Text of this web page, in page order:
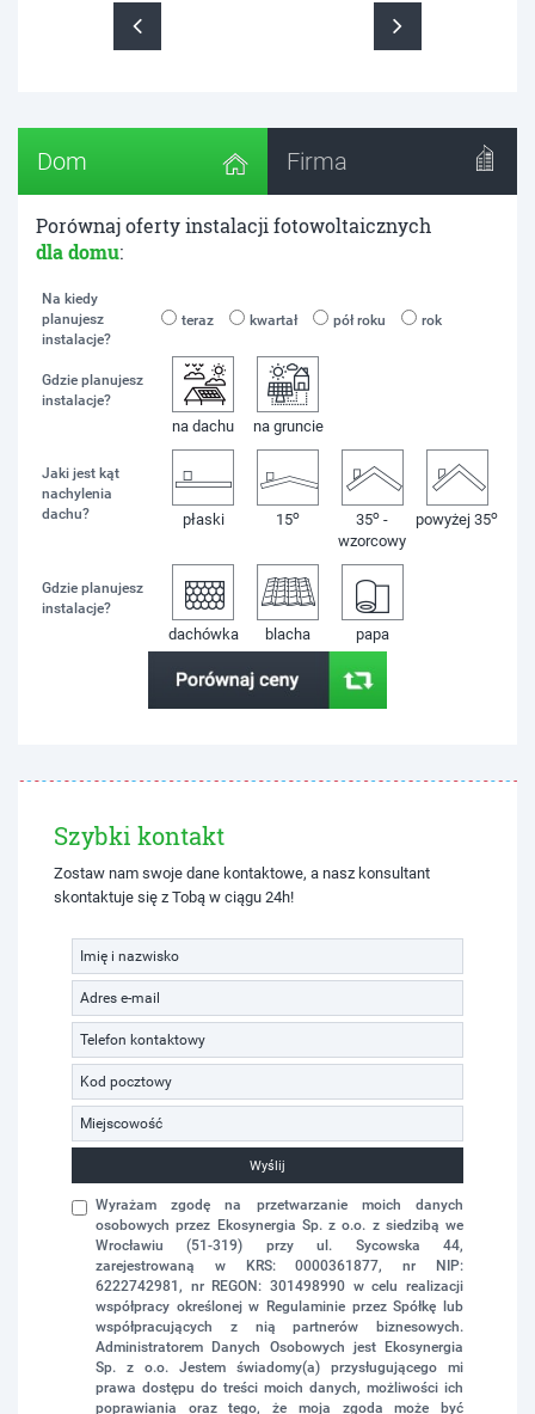
Dom Firma
Porównaj oferty instalacji fotowoltaicznych
dla domu:
Na kiedy
planujesz
instalacje?
teraz kwartał pół roku rok
Gdzie planujesz
instalacje?
na dachu na gruncie
Jaki jest kąt
nachylenia
dachu?
płaski 15o 35o -
wzorcowy
powyżej 35o
Gdzie planujesz
instalacje?
dachówka blacha papa
Szybki kontakt
Zostaw nam swoje dane kontaktowe, a nasz konsultant
skontaktuje się z Tobą w ciągu 24h!
Wyślij
Wyrażam zgodę na przetwarzanie moich danych
osobowych przez Ekosynergia Sp. z o.o. z siedzibą we
Wrocławiu (51-319) przy ul. Sycowska 44,
zarejestrowaną w KRS: 0000361877, nr NIP:
6222742981, nr REGON: 301498990 w celu realizacji
współpracy określonej w Regulaminie przez Spółkę lub
współpracujących z nią partnerów biznesowych.
Administratorem Danych Osobowych jest Ekosynergia
Sp. z o.o. Jestem świadomy(a) przysługującego mi
prawa dostępu do treści moich danych, możliwości ich
poprawiania oraz tego, że moja zgoda może być